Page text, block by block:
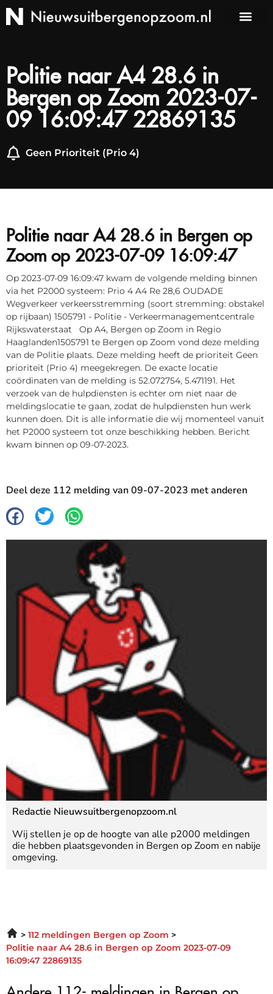
Politie naar A4 28.6 in
Bergen op Zoom 2023-07-
09 16:09:47 22869135
Geen Prioriteit (Prio 4)
Politie naar A4 28.6 in Bergen op
Zoom op 2023-07-09 16:09:47
Op 2023-07-09 16:09:47 kwam de volgende melding binnen
via het P2000 systeem: Prio 4 A4 Re 28,6 OUDADE
Wegverkeer verkeersstremming (soort stremming: obstakel
op rijbaan) 1505791 - Politie - Verkeermanagementcentrale
Rijkswaterstaat Op A4, Bergen op Zoom in Regio
Haaglanden1505791 te Bergen op Zoom vond deze melding
van de Politie plaats. Deze melding heeft de prioriteit Geen
prioriteit (Prio 4) meegekregen. De exacte locatie
coördinaten van de melding is 52.072754, 5.471191. Het
verzoek van de hulpdiensten is echter om niet naar de
meldingslocatie te gaan, zodat de hulpdiensten hun werk
kunnen doen. Dit is alle informatie die wij momenteel vanuit
het P2000 systeem tot onze beschikking hebben. Bericht
kwam binnen op 09-07-2023.
Deel deze 112 melding van 09-07-2023 met anderen
Redactie Nieuwsuitbergenopzoom.nl
Wij stellen je op de hoogte van alle p2000 meldingen
die hebben plaatsgevonden in Bergen op Zoom en nabije
omgeving.
112 meldingen Bergen op Zoom
Politie naar A4 28.6 in Bergen op Zoom 2023-07-09
16:09:47 22869135
Andere 112- meldingen in Bergen op